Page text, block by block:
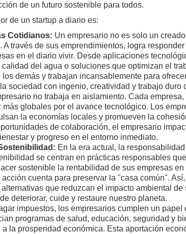
de un futuro sostenible para todos.
de un startup a diario es:
Cotidianos: Un empresario no es solo un
través de sus emprendimientos, logra
en el diario vivir. Desde aplicaciones
del agua o soluciones que optimizan el
demás y trabajan incansablemente para
sociedad con ingenio, creatividad y trabajo duro
no trabaja en aislamiento. Cada
globales por el avance tecnológico. Los
la economías locales y promueven la
de colaboración, el empresario
y progreso en el entorno inmediato.
En la era actual, la
se centran en prácticas responsables
sostenible la rentabilidad de sus empresas
cuenta para preservar la "casa común".
que reduzcan el impacto ambiental
deteriorar, cuide y restaure nuestro planeta.
impuestos, los empresarios cumplen un
programas de salud, educación, seguridad y
la prosperidad económica. Esta aportación